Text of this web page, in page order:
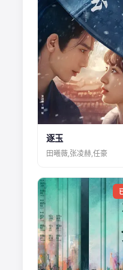
逐玉
田曦薇,张凌赫,任豪